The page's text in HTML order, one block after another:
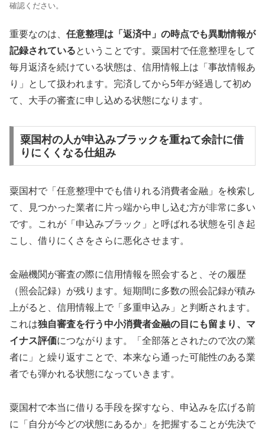
確認ください。
重要なのは、 任意整理は「返済中」の時点でも異動情報が
記録されているということです。粟国村で任意整理をして
毎月返済を続けている状態は、信用情報上は「事故情報あ
り」として扱われます。完済してから5年が経過して初め
て、大手の審査に申し込める状態になります。
粟国村の人が申込みブラックを重ねて余計に借
りにくくなる仕組み
粟国村で「任意整理中でも借りれる消費者金融」を検索し
て、見つかった業者に片っ端から申し込む方が非常に多い
です。これが「申込みブラック」と呼ばれる状態を引き起
こし、借りにくさをさらに悪化させます。
金融機関が審査の際に信用情報を照会すると、その履歴
（照会記録）が残ります。短期間に多数の照会記録が積み
上がると、信用情報上で「多重申込み」と判断されます。
これは独自審査を行う中小消費者金融の目にも留まり、マ
イナス評価につながります。「全部落とされたので次の業
者に」と繰り返すことで、本来なら通った可能性のある業
者でも弾かれる状態になっていきます。
粟国村で本当に借りる手段を探すなら、申込みを広げる前
に「自分が今どの状態にあるか」を把握することが先決で